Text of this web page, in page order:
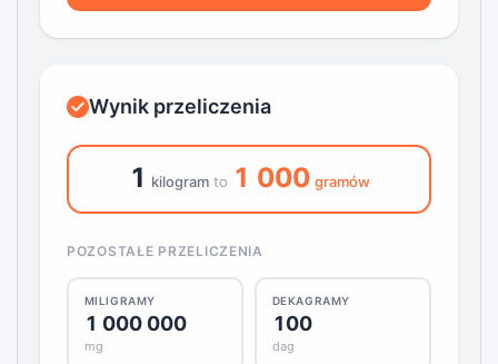
Wynik przeliczenia
1 kilogram to 1 000 gramów
POZOSTAŁE PRZELICZENIA
MILIGRAMY
1 000 000
mg
DEKAGRAMY
100
dag